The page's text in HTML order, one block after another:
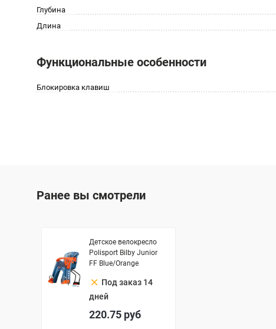
Глубина
Длина
Функциональные особенности
Блокировка клавиш
Ранее вы смотрели
Детское велокресло
Polisport Bilby Junior
FF Blue/Orange
clear Под заказ 14
дней
220.75 руб